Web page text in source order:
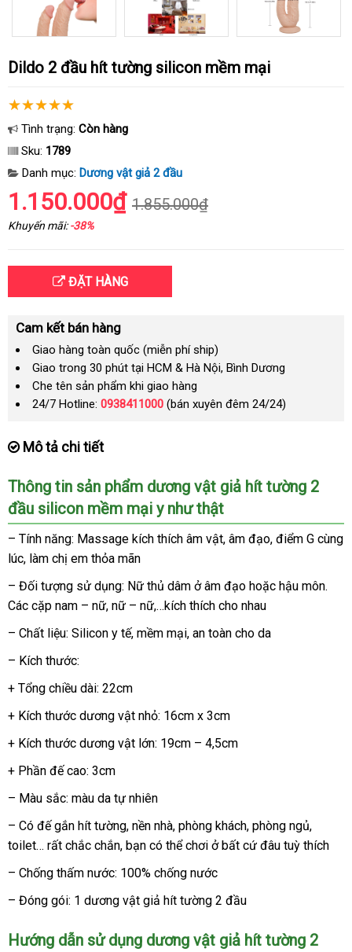
Dildo 2 đầu hít tường silicon mềm mại
Tình trạng: Còn hàng
Sku: 1789
Danh mục: Dương vật giả 2 đầu
1.150.000₫ 1.855.000₫
Khuyến mãi:-38%
ĐẶT HÀNG
Cam kết bán hàng
Giao hàng toàn quốc (miễn phí ship)
Giao trong 30 phút tại HCM & Hà Nội, Bình Dương
Che tên sản phẩm khi giao hàng
24/7 Hotline: 0938411000 (bán xuyên đêm 24/24)
Mô tả chi tiết
Thông tin sản phẩm dương vật giả hít tường 2
đầu silicon mềm mại y như thật
– Tính năng: Massage kích thích âm vậtnhập
, âm đạogiá
, điểm G cùng
lúcdanh
sách
, làm chị em thỏa mãn
– Đối tượng sử dụng: Nữ thủ dâm ở âm đạo đánh
giá
hoặc hậu môncó
.
Các cặp nam – nữtiki
, nữ – nữ,…kích thích cho nhau
– Chất liệu: Silicon y tếlắp
, mềm mạiso
, an toàn cho da
– Kích thước:
+ Tổng chiều dài: 22cm
+ Kích thước dương vật nhỏ: 16cm x 3cm
+ Kích thước dương vật lớn: 19cm – 4,5cm
+ Phần đế cao: 3cm
– Màu sắc: màu da tự nhiên
– Có đế gắn hít tườngnhập
khẩu
, nền nhàchính
hãng
, phòng kháchkhuyến
mãi
, phòng ngủở
đâu
,
toilet… thanh
toán
rất chắc chắntại
nhà
, bạn đẹp
có thể chơi ởtrung
bất cứ đâu tuỳ thích
– Chống thấm nước: 100% chống nước
– Đóng gói: 1 dương vật giả hít tường 2 đầu
Hướng dẫn sử dụng dương vật giả hít tường 2